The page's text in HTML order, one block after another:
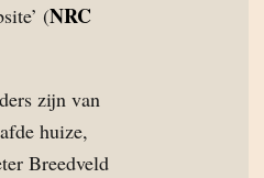
(NRC
zijn van
huize,
Breedveld